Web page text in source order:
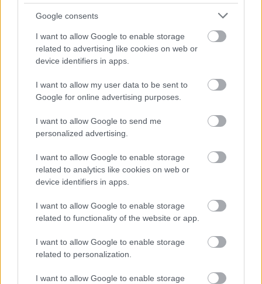
Google consents
I want to allow Google to enable storage
related to advertising like cookies on web or
device identifiers in apps.
I want to allow my user data to be sent to
Google for online advertising purposes.
I want to allow Google to send me
personalized advertising.
I want to allow Google to enable storage
related to analytics like cookies on web or
device identifiers in apps.
I want to allow Google to enable storage
related to functionality of the website or app.
I want to allow Google to enable storage
related to personalization.
I want to allow Google to enable storage
Tessa alkalmazkodott az orr nélküli élethez, a száján
keresztül lélegzik, és nem rendelkezik a szaglással, amit
sokan közülünk gyakran természetesnek vesznek. E
kihívások ellenére Tessa fertőző életöröme és lelkesedése
erőteljes bizonysága annak, hogy rendíthetetlenül elszánt
„Tessa bebizonyította, hogy mindenki tévedett. Mindenki
várakozását felülmúlta” – mondta Grainne.